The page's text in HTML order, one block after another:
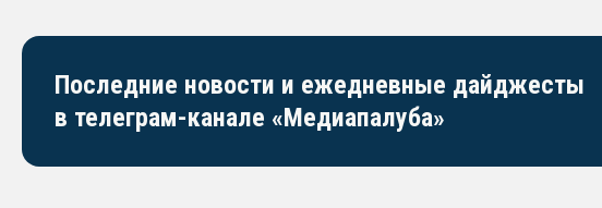
Последние новости и ежедневные дайджесты
в телеграм-канале «Медиапалуба»